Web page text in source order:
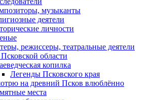
музыканты
деятели
личности
режиссеры, театральные деятели
области
копилка
Легенды Псковского края
на древний Псков влюблённо
места